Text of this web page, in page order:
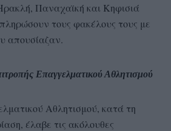
Παναχαϊκή και Κηφισιά
τους φακέλους τους με
απουσίαζαν.
Επαγγελματικού Αθλητισμού
Αθλητισμού, κατά τη
έλαβε τις ακόλουθες